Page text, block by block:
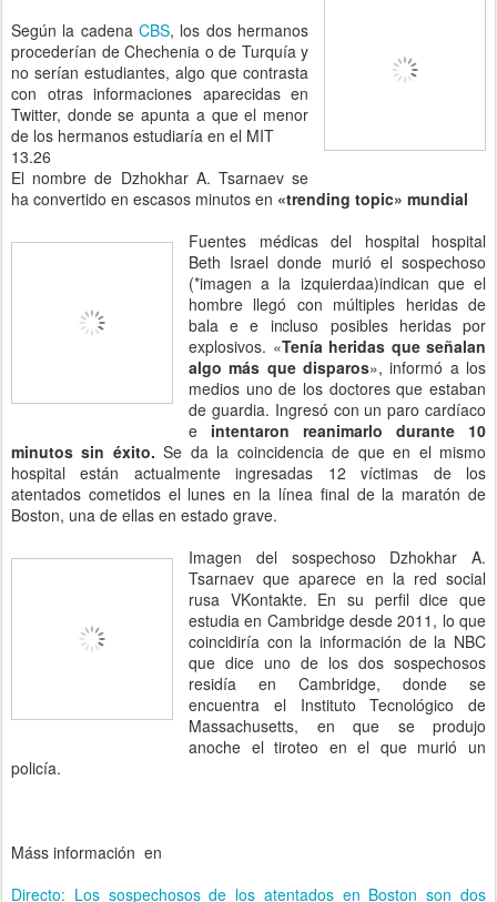
Según la cadena CBS, los dos hermanos
procederían de Chechenia o de Turquía y
no serían estudiantes, algo que contrasta
con otras informaciones aparecidas en
Twitter, donde se apunta a que el menor
de los hermanos estudiaría en el MIT
13.26
El nombre de Dzhokhar A. Tsarnaev se
ha convertido en escasos minutos en «trending topic» mundial
Fuentes médicas del hospital hospital
Beth Israel donde murió el sospechoso
(*imagen a la izquierdaa)indican que el
hombre llegó con múltiples heridas de
bala e e incluso posibles heridas por
explosivos. «Tenía heridas que señalan
algo más que disparos», informó a los
medios uno de los doctores que estaban
de guardia. Ingresó con un paro cardíaco
e intentaron reanimarlo durante 10
minutos sin éxito.Se da la coincidencia de que en el mismo
hospital están actualmente ingresadas 12 víctimas de los
atentados cometidos el lunes en la línea final de la maratón de
Boston, una de ellas en estado grave.
Imagen del sospechoso Dzhokhar A.
Tsarnaev que aparece en la red social
rusa VKontakte. En su perfil dice que
estudia en Cambridge desde 2011, lo que
coincidiría con la información de la NBC
que dice uno de los dos sospechosos
residía en Cambridge, donde se
encuentra el Instituto Tecnológico de
Massachusetts, en que se produjo
anoche el tiroteo en el que murió un
policía.
Máss información en
Directo: Los sospechosos de los atentados en Boston son dos